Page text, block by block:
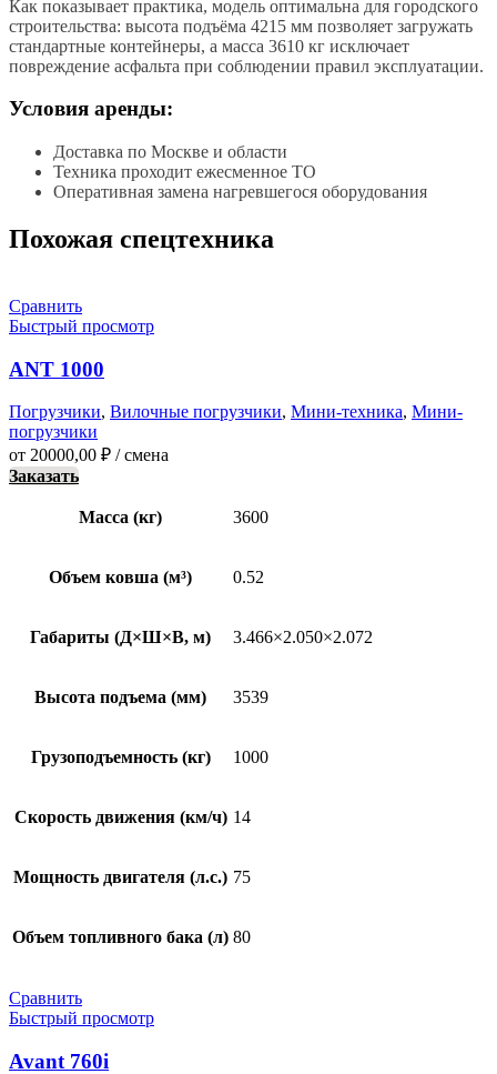
Как показывает практика, модель оптимальна для городского
строительства: высота подъёма 4215 мм позволяет загружать
стандартные контейнеры, а масса 3610 кг исключает
повреждение асфальта при соблюдении правил эксплуатации.
Условия аренды:
Доставка по Москве и области
Техника проходит ежесменное ТО
Оперативная замена нагревшегося оборудования
Похожая спецтехника
Сравнить
Быстрый просмотр
ANT 1000
Погрузчики, Вилочные погрузчики, Мини-техника, Мини-
погрузчики
от 20000,00 ₽ / смена
Заказать
Масса (кг) 3600
Объем ковша (м³) 0.52
Габариты (Д×Ш×В, м) 3.466×2.050×2.072
Высота подъема (мм) 3539
Грузоподъемность (кг) 1000
Скорость движения (км/ч) 14
Мощность двигателя (л.с.) 75
Объем топливного бака (л) 80
Сравнить
Быстрый просмотр
Avant 760i